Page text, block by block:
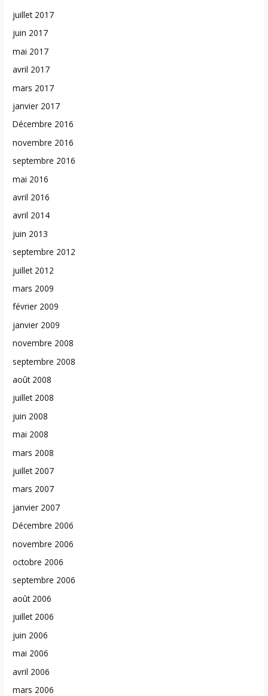
juillet 2017
juin 2017
mai 2017
avril 2017
mars 2017
janvier 2017
Décembre 2016
novembre 2016
septembre 2016
mai 2016
avril 2016
avril 2014
juin 2013
septembre 2012
juillet 2012
mars 2009
février 2009
janvier 2009
novembre 2008
septembre 2008
août 2008
juillet 2008
juin 2008
mai 2008
mars 2008
juillet 2007
mars 2007
janvier 2007
Décembre 2006
novembre 2006
octobre 2006
septembre 2006
août 2006
juillet 2006
juin 2006
mai 2006
avril 2006
mars 2006